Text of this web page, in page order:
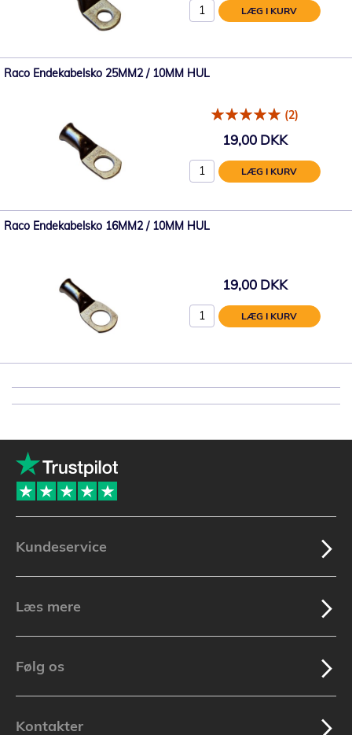
LÆG I KURV
Raco Endekabelsko 25MM2 / 10MM HUL
(2)
19,00 DKK
LÆG I KURV
Raco Endekabelsko 16MM2 / 10MM HUL
19,00 DKK
LÆG I KURV
Kundeservice
Læs mere
Følg os
Kontakter